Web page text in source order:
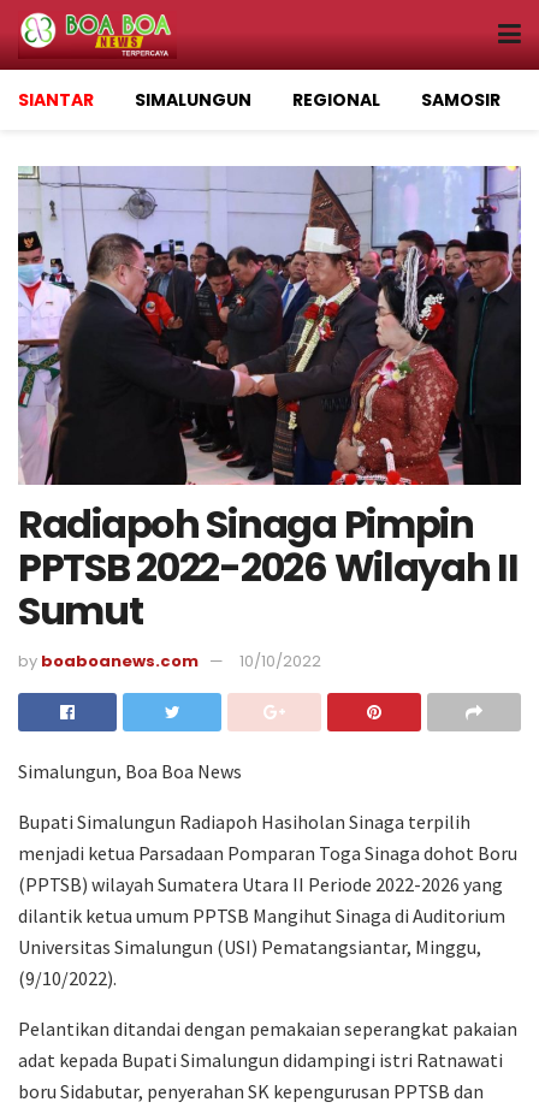
SIANTAR SIMALUNGUN REGIONAL SAMOSIR
Radiapoh Sinaga Pimpin
PPTSB 2022-2026 Wilayah II
Sumut
by boaboanews.com 10/10/2022
Simalungun, Boa Boa News
Bupati Simalungun Radiapoh Hasiholan Sinaga terpilih
menjadi ketua Parsadaan Pomparan Toga Sinaga dohot Boru
(PPTSB) wilayah Sumatera Utara II Periode 2022-2026 yang
dilantik ketua umum PPTSB Mangihut Sinaga di Auditorium
Universitas Simalungun (USI) Pematangsiantar, Minggu,
(9/10/2022).
Pelantikan ditandai dengan pemakaian seperangkat pakaian
adat kepada Bupati Simalungun didampingi istri Ratnawati
boru Sidabutar, penyerahan SK kepengurusan PPTSB dan